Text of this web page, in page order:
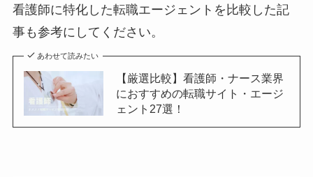
看護師に特化した転職エージェントを比較した記
事も参考にしてください。
あわせて読みたい
【厳選比較】看護師・ナース業界
におすすめの転職サイト・エージ
ェント27選！